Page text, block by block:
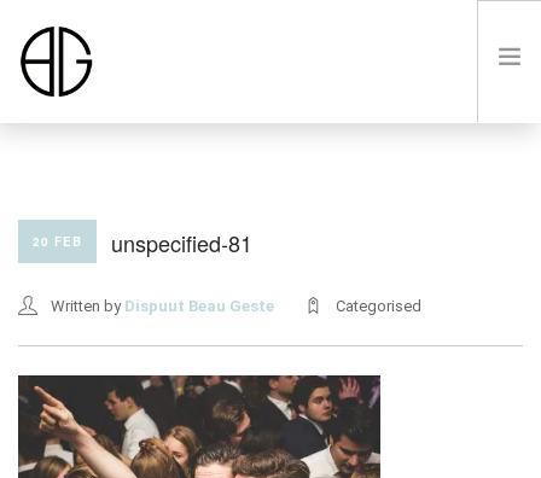
LUSTRUM VIII
20 FEB unspecified-81
Written by Dispuut Beau Geste Categorised